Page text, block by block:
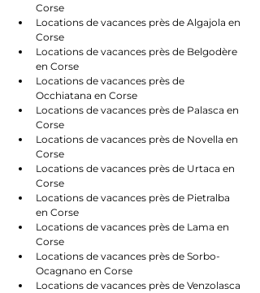
Corse
Locations de vacances près de Algajola en
Corse
Locations de vacances près de Belgodère
en Corse
Locations de vacances près de
Occhiatana en Corse
Locations de vacances près de Palasca en
Corse
Locations de vacances près de Novella en
Corse
Locations de vacances près de Urtaca en
Corse
Locations de vacances près de Pietralba
en Corse
Locations de vacances près de Lama en
Corse
Locations de vacances près de Sorbo-
Ocagnano en Corse
Locations de vacances près de Venzolasca